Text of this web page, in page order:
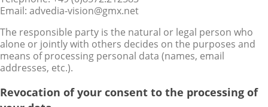
Email: advedia-vision@gmx.net
The responsible party is the natural or legal person who
alone or jointly with others decides on the purposes and
means of processing personal data (names, email
addresses, etc.).
Revocation of your consent to the processing of